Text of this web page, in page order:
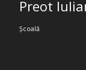
Preot
Școală